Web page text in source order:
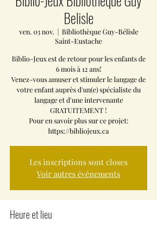
Belisle
ven. 03 nov.
  |
Bibliothèque Guy-Bélisle
Saint-Eustache
Biblio-Jeux est de retour pour les enfants de
6 mois à 12 ans!
Venez-vous amuser et stimuler le langage de
votre enfant auprès d'un(e) spécialiste du
langage et d'une intervenante
GRATUITEMENT !
Pour en savoir plus sur ce projet:
https://bibliojeux.ca
Les inscriptions sont closes
Voir autres événements
Heure et lieu